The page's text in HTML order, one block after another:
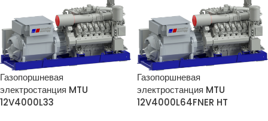
Газопоршневая
электростанция MTU
12V4000L33
Газопоршневая
электростанция MTU
12V4000L64FNER HT